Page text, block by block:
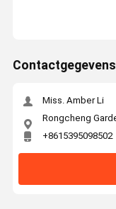
Contactgegevens
Miss. Amber Li
Rongcheng
+8615395098502